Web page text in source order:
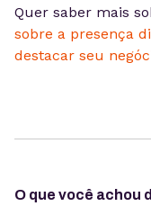
Quer saber mais
sobre a presença
destacar seu
O que você achou